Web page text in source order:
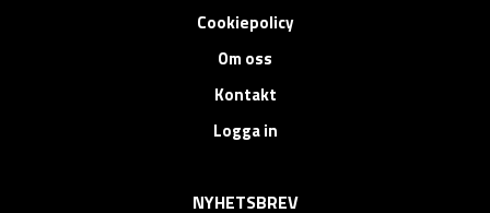
Cookiepolicy
Om oss
Kontakt
Logga in
NYHETSBREV